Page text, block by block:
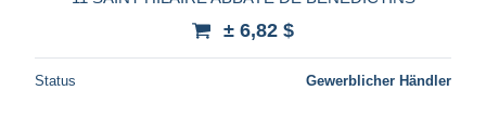
± 6,82 $
Status Gewerblicher Händler